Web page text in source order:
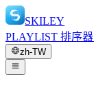
SKILEY
PLAYLIST 排序器
zh-TW